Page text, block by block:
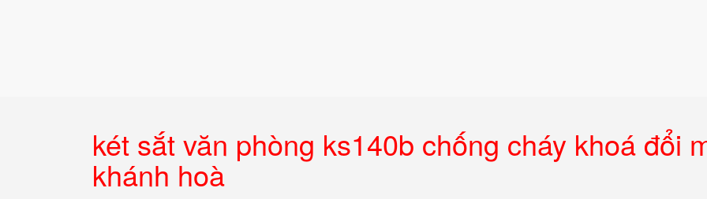
két sắt văn phòng ks140b chống cháy khoá đổi
khánh hoà